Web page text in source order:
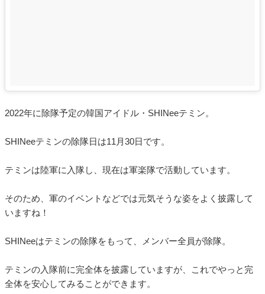
2022年に除隊予定の韓国アイドル・SHINeeテミン。
SHINeeテミンの除隊日は11月30日です。
テミンは陸軍に入隊し、現在は軍楽隊で活動しています。
そのため、軍のイベントなどでは元気そうな姿をよく披露して
いますね！
SHINeeはテミンの除隊をもって、メンバー全員が除隊。
テミンの入隊前に完全体を披露していますが、これでやっと完
全体を安心してみることができます。